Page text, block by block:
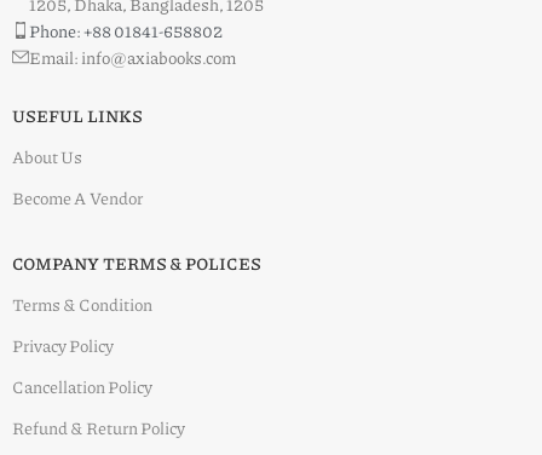
Phone: +88 01841-658802
Email: info@axiabooks.com
USEFUL LINKS
About Us
Become A Vendor
COMPANY TERMS & POLICES
Terms & Condition
Privacy Policy
Cancellation Policy
Refund & Return Policy